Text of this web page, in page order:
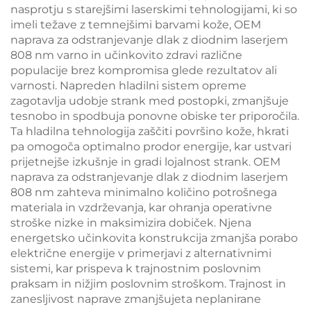
nasprotju s starejšimi laserskimi tehnologijami, ki so
imeli težave z temnejšimi barvami kože, OEM
naprava za odstranjevanje dlak z diodnim laserjem
808 nm varno in učinkovito zdravi različne
populacije brez kompromisa glede rezultatov ali
varnosti. Napreden hladilni sistem opreme
zagotavlja udobje strank med postopki, zmanjšuje
tesnobo in spodbuja ponovne obiske ter priporočila.
Ta hladilna tehnologija zaščiti površino kože, hkrati
pa omogoča optimalno prodor energije, kar ustvari
prijetnejše izkušnje in gradi lojalnost strank. OEM
naprava za odstranjevanje dlak z diodnim laserjem
808 nm zahteva minimalno količino potrošnega
materiala in vzdrževanja, kar ohranja operativne
stroške nizke in maksimizira dobiček. Njena
energetsko učinkovita konstrukcija zmanjša porabo
električne energije v primerjavi z alternativnimi
sistemi, kar prispeva k trajnostnim poslovnim
praksam in nižjim poslovnim stroškom. Trajnost in
zanesljivost naprave zmanjšujeta neplanirane